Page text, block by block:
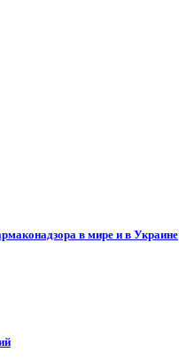
в мире и в Украине